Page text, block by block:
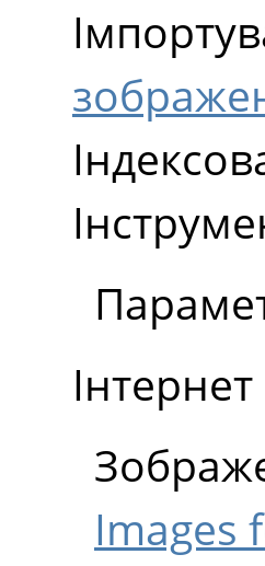
Інтернет
Images